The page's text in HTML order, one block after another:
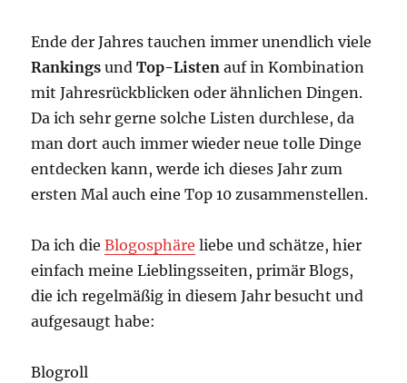
Ende der Jahres tauchen immer unendlich viele
Rankings undTop-Listen auf in Kombination
mit Jahresrückblicken oder ähnlichen Dingen.
Da ich sehr gerne solche Listen durchlese, da
man dort auch immer wieder neue tolle Dinge
entdecken kann, werde ich dieses Jahr zum
ersten Mal auch eine Top 10 zusammenstellen.
Da ich dieBlogosphäre liebe und schätze, hier
einfach meine Lieblingsseiten, primär Blogs,
die ich regelmäßig in diesem Jahr besucht und
aufgesaugt habe:
Blogroll